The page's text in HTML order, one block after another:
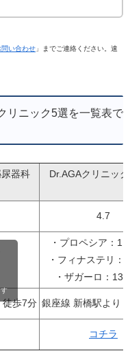
問い合わせ 」までご連絡ください。速
リニック5選を一覧表で
器科 Dr.AGAクリニッ
4.7
・プロペシア：
・フィナステリ：
・ザガーロ：
徒歩7分 銀座線 新橋駅より
コチラ